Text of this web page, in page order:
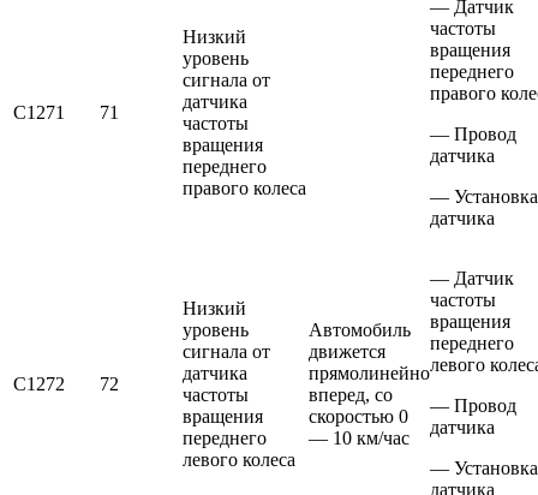
С1271 71
Низкий
уровень
сигнала от
датчика
частоты
вращения
переднего
правого колеса
— Датчик
частоты
вращения
переднего
правого
— Провод
датчика
— Установка
датчика
С1272 72
Низкий
уровень
сигнала от
датчика
частоты
вращения
переднего
левого колеса
Автомобиль
движется
прямолинейно
вперед, со
скоростью 0
— 10 км/час
— Датчик
частоты
вращения
переднего
левого
— Провод
датчика
— Установка
датчика